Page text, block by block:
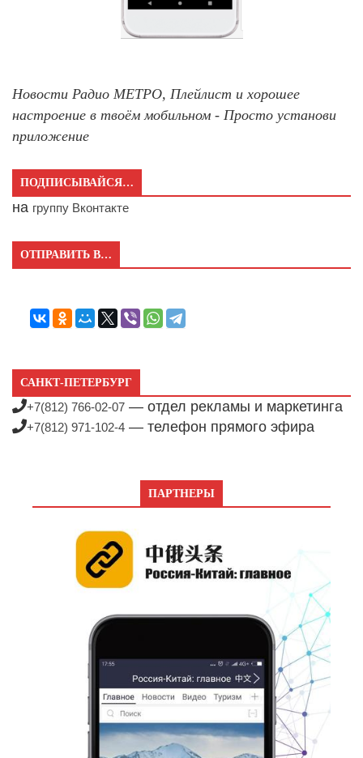
Новости Радио МЕТРО, Плейлист и хорошее
настроение в твоём мобильном - Просто установи
приложение
ПОДПИСЫВАЙСЯ…
на группу Вконтакте
ОТПРАВИТЬ В…
САНКТ-ПЕТЕРБУРГ
+7(812) 766-02-07 — отдел рекламы и маркетинга
+7(812) 971-102-4 — телефон прямого эфира
ПАРТНЕРЫ